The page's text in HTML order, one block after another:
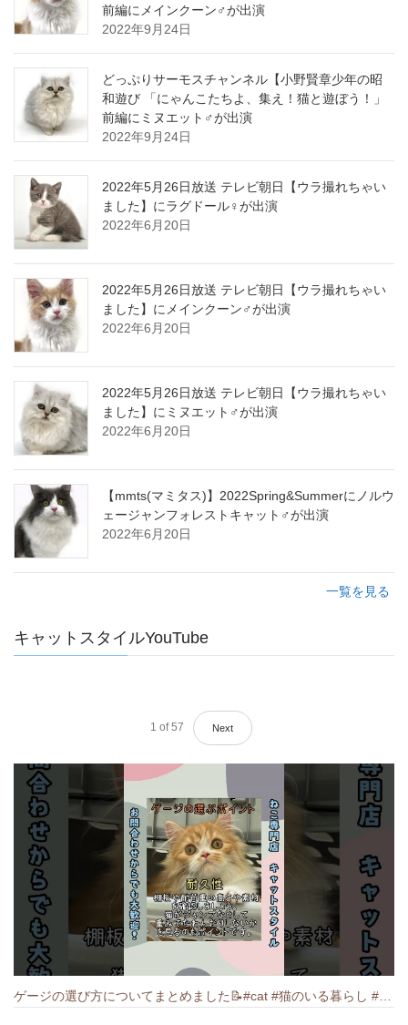
前編にメインクーン♂が出演
2022年9月24日
どっぷりサーモスチャンネル【小野賢章少年の昭
和遊び 「にゃんこたちよ、集え！猫と遊ぼう！」
前編にミヌエット♂が出演
2022年9月24日
2022年5月26日放送 テレビ朝日【ウラ撮れちゃい
ました】にラグドール♀が出演
2022年6月20日
2022年5月26日放送 テレビ朝日【ウラ撮れちゃい
ました】にメインクーン♂が出演
2022年6月20日
2022年5月26日放送 テレビ朝日【ウラ撮れちゃい
ました】にミヌエット♂が出演
2022年6月20日
【mmts(マミタス)】2022Spring&Summerにノルウ
ェージャンフォレストキャット♂が出演
2022年6月20日
一覧を見る
キャットスタイルYouTube
1 of 57 Next